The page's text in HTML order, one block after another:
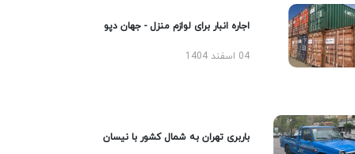
اجاره انبار برای لوازم منزل - جهان دپو
04 اسفند 1404
باربری تهران به شمال کشور با نیسان